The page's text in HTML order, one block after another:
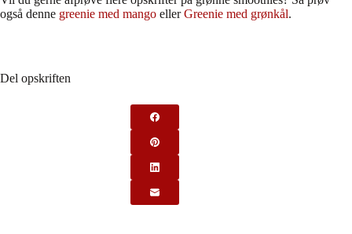
også denne greenie med mango ellerGreenie med grønkål.
Del opskriften